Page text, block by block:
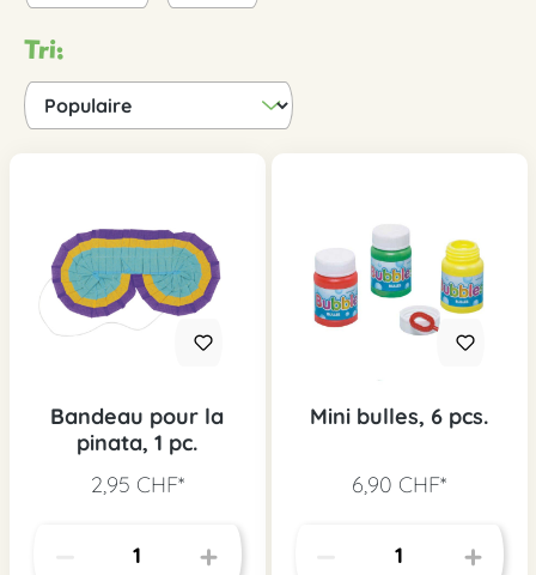
Tri:
Bandeau pour la
pinata, 1 pc.
2,95 CHF*
Mini bulles, 6 pcs.
6,90 CHF*